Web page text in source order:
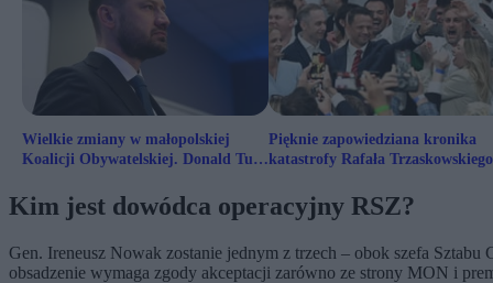
Wielkie zmiany w małopolskiej
Koalicji Obywatelskiej. Donald Tusk
Pięknie zapowiedziana kronika
katastrofy Rafała Trzaskowskiego
Kim jest dowódca operacyjny RSZ?
Gen. Ireneusz Nowak zostanie jednym z trzech – obok szefa
obsadzenie wymaga zgody akceptacji zarówno ze strony MON i